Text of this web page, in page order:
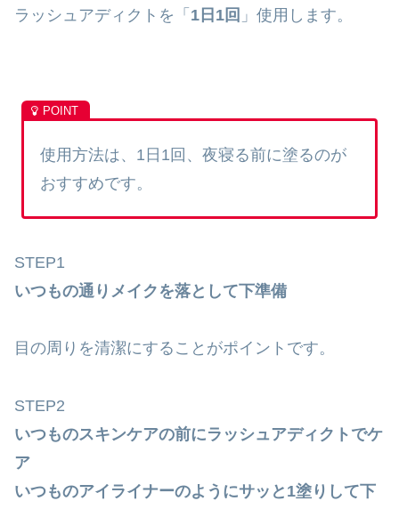
ラッシュアディクトを「 1日1回 」使用します。
使用方法は、1日1回、夜寝る前に塗るのが
おすすめです。
STEP1
いつもの通りメイクを落として下準備
目の周りを清潔にすることがポイントです。
STEP2
いつものスキンケアの前にラッシュアディクトでケ
ア
いつものアイライナーのようにサッと1塗りして下